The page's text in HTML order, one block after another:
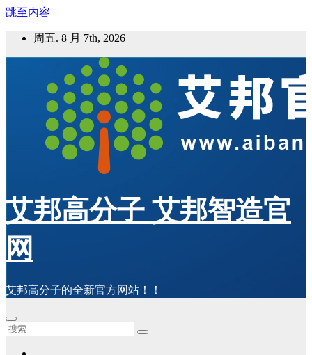
跳至内容
周五. 8 月 7th, 2026
艾邦高分子 艾邦智造官
网
艾邦高分子的全新官方网站！！